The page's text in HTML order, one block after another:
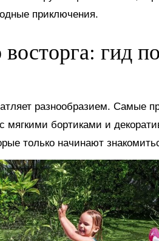
приключения.
восторга: гид
разнообразием. Самые
мягкими бортиками и
только начинают